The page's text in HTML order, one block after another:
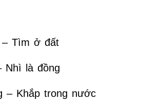
– Tìm ở đất
Nhì là đồng
– Khắp trong nước